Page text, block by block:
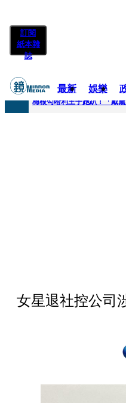
訂閱
紙本雜
誌
最新 娛樂
快訊
女星退社控公